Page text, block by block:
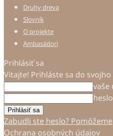
Druhy dreva
Slovník
O projekte
Ambasádori
Prihlásiť sa
Vitajte! Prihláste sa do
vaše
heslo
Zabudli ste heslo? Pomôžeme
Ochrana osobných údajov